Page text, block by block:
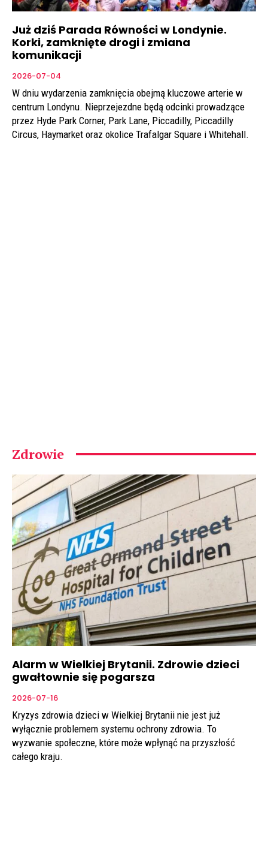
Już dziś Parada Równości w Londynie.
Korki, zamknięte drogi i zmiana
komunikacji
2026-07-04
W dniu wydarzenia zamknięcia obejmą kluczowe arterie w
centrum Londynu. Nieprzejezdne będą odcinki prowadzące
przez Hyde Park Corner, Park Lane, Piccadilly, Piccadilly
Circus, Haymarket oraz okolice Trafalgar Square i Whitehall.
Zdrowie
Alarm w Wielkiej Brytanii. Zdrowie dzieci
gwałtownie się pogarsza
2026-07-16
Kryzys zdrowia dzieci w Wielkiej Brytanii nie jest już
wyłącznie problemem systemu ochrony zdrowia. To
wyzwanie społeczne, które może wpłynąć na przyszłość
całego kraju.